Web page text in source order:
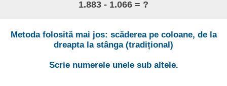
1.883 - 1.066 = ?
Metoda folosită mai jos: scăderea pe coloane, de la
dreapta la stânga (tradițional)
Scrie numerele unele sub altele.